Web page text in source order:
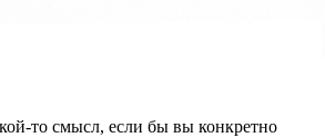
то смысл, если бы вы конкретно